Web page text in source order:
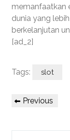
memanfaatkan
dunia yang
berkelanjutan
[ad_2]
Tags: slot
Post
Previous
Previous